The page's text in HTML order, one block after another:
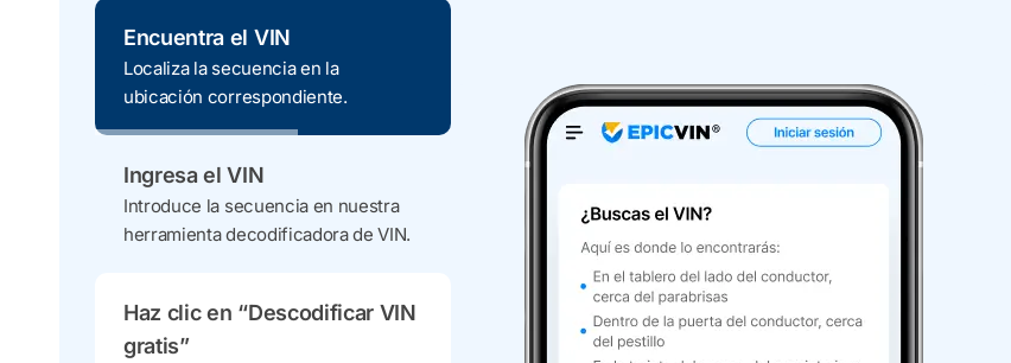
Encuentra el VIN
Localiza la secuencia en la
ubicación correspondiente.
Ingresa el VIN
Introduce la secuencia en nuestra
herramienta decodificadora de VIN.
Haz clic en “Descodificar VIN
gratis”